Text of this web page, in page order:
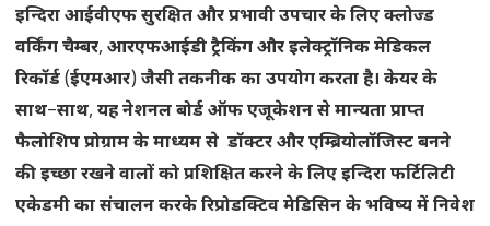
इन्दिराआईवीएफसुरक्षितऔरप्रभावीउपचारकेलिएक्लोज्ड
वर्किंगचैम्बर, आरएफआईडीट्रैकिंगऔरइलेक्ट्रॉनिकमेडिकल
रिकॉर्ड(ईएमआर)जैसीतकनीककाउपयोगकरताहै। केयरके
साथ–साथ, यहनेशनलबोर्डऑफएजूकेशनसेमान्यताप्राप्त
फैलोशिपप्रोग्रामकेमाध्यमसे डॉक्टरऔरएम्ब्रियोलॉजिस्टबनने
कीइच्छारखनेवालोंकोप्रशिक्षितकरनेकेलिएइन्दिराफर्टिलिटी
एकेडमीकासंचालनकरकेरिप्रोडक्टिवमेडिसिनकेभविष्यमेंनिवेश